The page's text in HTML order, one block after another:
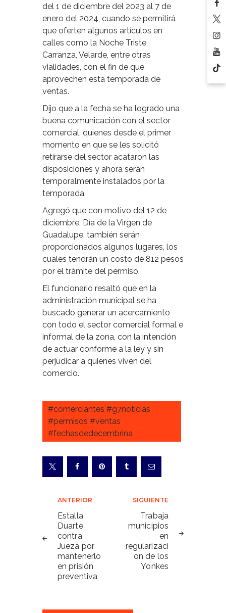
del 1 de diciembre del 2023 al 7 de
enero del 2024, cuando se permitirá
que oferten algunos artículos en
calles como la Noche Triste,
Carranza, Velarde, entre otras
vialidades, con el fin de que
aprovechen esta temporada de
ventas.
Dijo que a la fecha se ha logrado una
buena comunicación con el sector
comercial, quienes desde el primer
momento en que se les solicitó
retirarse del sector acataron las
disposiciones y ahora serán
temporalmente instalados por la
temporada.
Agregó que con motivo del 12 de
diciembre, Día de la Virgen de
Guadalupe, también serán
proporcionados algunos lugares, los
cuales tendrán un costo de 812 pesos
por el trámite del permiso.
El funcionario resaltó que en la
administración municipal se ha
buscado generar un acercamiento
con todo el sector comercial formal e
informal de la zona, con la intención
de actuar conforme a la ley y sin
perjudicar a quienes viven del
comercio.
#comerciantes #g7noticias
#permisos #ventas
#fechasdedecembrina
Navegación
de
entradas
ANTERIOR
Estalla
Duarte
contra
Jueza por
mantenerlo
en prisión
preventiva
SIGUIENTE
Trabaja
municipios
en
regularizaci
on de los
Yonkes